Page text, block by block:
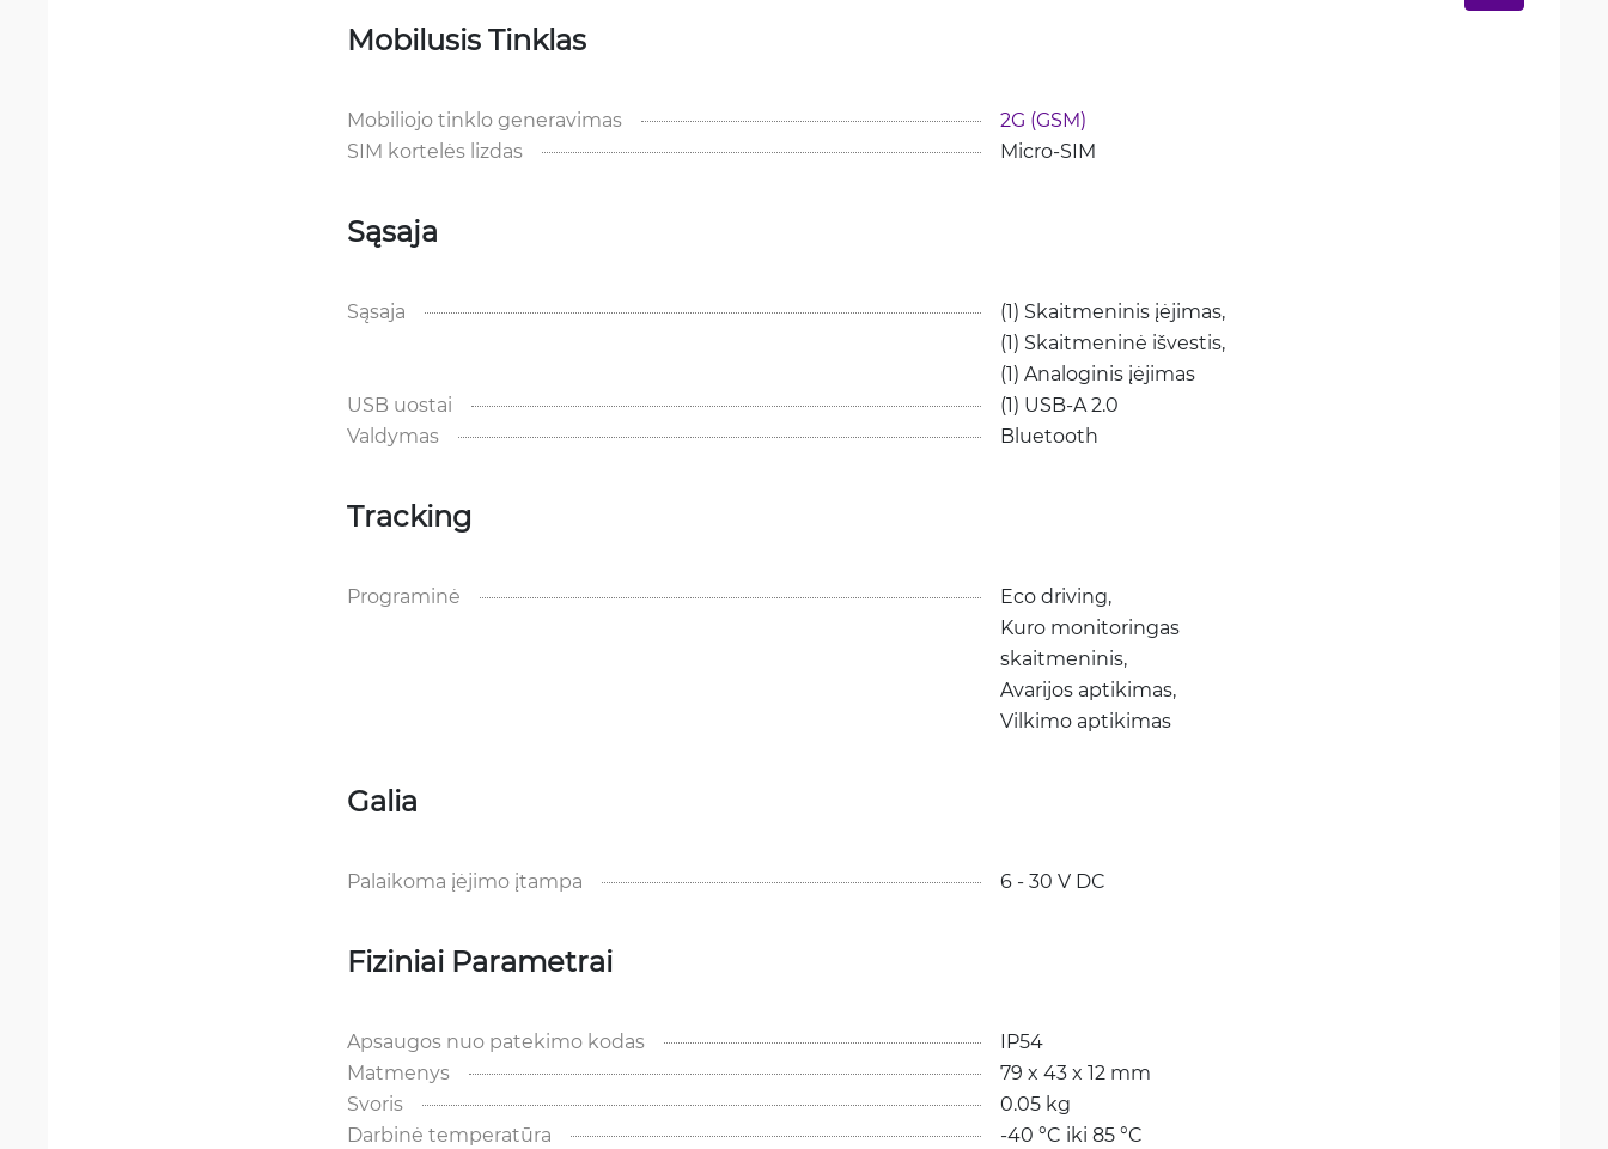
Mobilusis Tinklas
Mobiliojo tinklo generavimas
2G (GSM)
SIM kortelės lizdas
Micro-SIM
Sąsaja
Sąsaja
(1) Skaitmeninis įėjimas,
(1) Skaitmeninė išvestis,
(1) Analoginis įėjimas
USB uostai
(1) USB-A 2.0
Valdymas
Bluetooth
Tracking
Programinė
Eco driving,
Kuro monitoringas
skaitmeninis,
Avarijos aptikimas,
Vilkimo aptikimas
Galia
Palaikoma įėjimo įtampa 6 - 30 V DC
Fiziniai Parametrai
Apsaugos nuo patekimo kodas
IP54
Matmenys
79 x 43 x 12 mm
Svoris
0.05 kg
Darbinė temperatūra
-40 °C iki 85 °C